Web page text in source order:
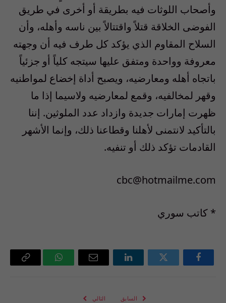
وأصحاب اللوثات فيه بطريقة أو أخرى في طريق
الفوضى الخلاقة قتلاً واقتتالاً بين ناسه وأهله، وأن
السلاح المقاوم الذي يؤكد كل طرف فيه أن وجهته
معروفة وواحدة ومتفق عليها سيتجه كلياً أو جزئياً
باتجاه أهله ومعارضيه، ويصبح أداة إخضاع لمواطنيه
وقهر لمخالفيه، وقمع لمعارضيه ولاسيما إذا ما
ظهرت إمارات جديدة وازداد عدد الملوثين. إننا
بالتأكيد لانتمنى لأهلنا وقطاعنا ذلك، وإنما الأشهر
القادمات تؤكد ذلك أو تنفيه.
cbc@hotmailme.com
* كاتب سوري
فيسبوك تويتر لينكدإن
البريد
واتساب Copy
السابق التالي